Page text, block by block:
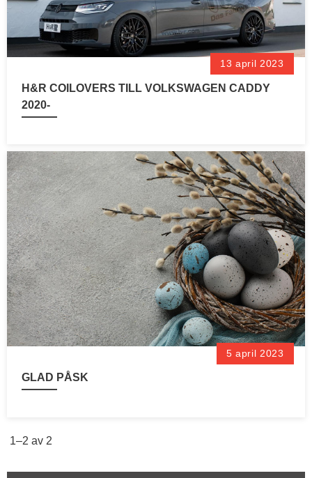
13 april 2023
H&R COILOVERS TILL VOLKSWAGEN CADDY
2020-
5 april 2023
GLAD PÅSK
1–2 av 2